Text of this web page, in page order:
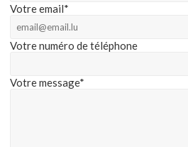
Votre email*
Votre numéro de téléphone
Votre message*